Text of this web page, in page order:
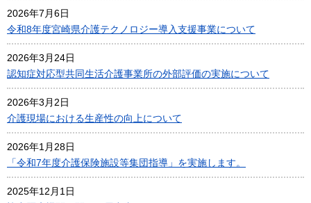
2026年7月6日
令和8年度宮崎県介護テクノロジー導入支援事業について
2026年3月24日
認知症対応型共同生活介護事業所の外部評価の実施について
2026年3月2日
介護現場における生産性の向上について
2026年1月28日
「令和7年度介護保険施設等集団指導」を実施します。
2025年12月1日